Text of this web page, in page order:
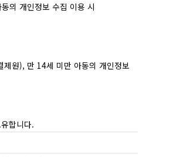
의 개인정보 수집 이용 시
제원), 만 14세 미만 아동의 개인정보
합니다.